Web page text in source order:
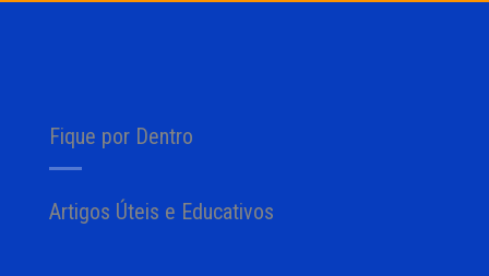
Fique por Dentro
Artigos Úteis e Educativos